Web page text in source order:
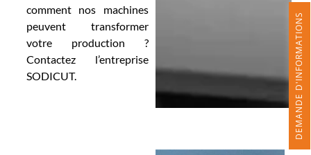
comment nos machines
peuvent transformer
votre production ?
Contactez l’entreprise
SODICUT.
DEMANDE D'INFORMATIONS